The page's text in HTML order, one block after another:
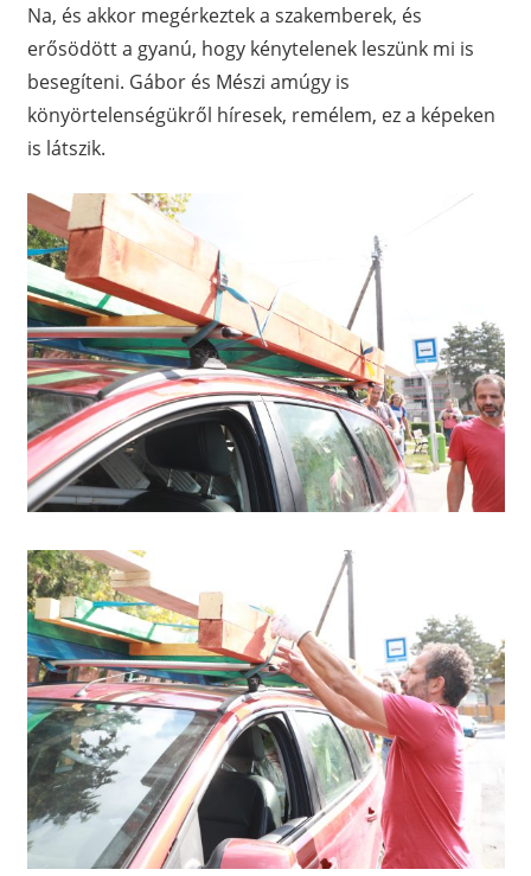
Na, és akkor megérkeztek a szakemberek, és
erősödött a gyanú, hogy kénytelenek leszünk mi is
besegíteni. Gábor és Mészi amúgy is
könyörtelenségükről híresek, remélem, ez a képeken
is látszik.